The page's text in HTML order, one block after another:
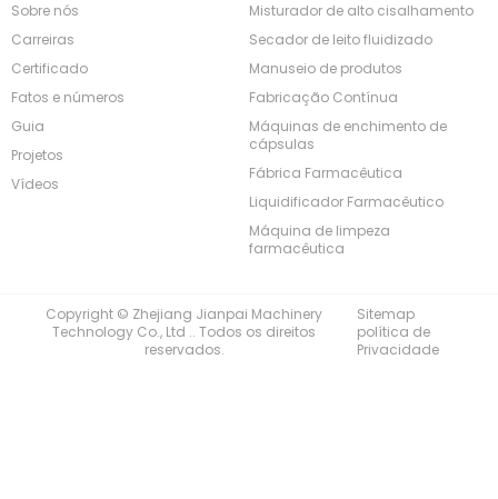
Sobre nós
Carreiras
Certificado
Fatos e números
Guia
Projetos
Vídeos
Misturador de alto cisalhamento
Secador de leito fluidizado
Manuseio de produtos
Fabricação Contínua
Máquinas de enchimento de
cápsulas
Fábrica Farmacêutica
Liquidificador Farmacêutico
Máquina de limpeza
farmacêutica
Copyright © Zhejiang Jianpai Machinery
Technology Co., Ltd .. Todos os direitos
reservados.
Sitemap
política de
Privacidade